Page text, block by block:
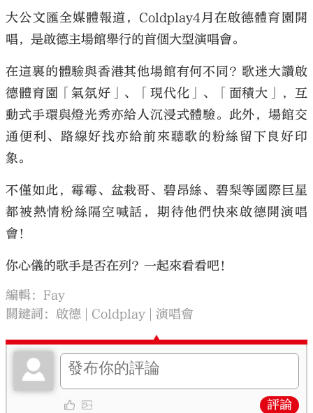
大公文匯全媒體報道，Coldplay4月在啟德體育園開
唱，是啟德主場館舉行的首個大型演唱會。
在這裏的體驗與香港其他場館有何不同？歌迷大讚啟
德體育園「氣氛好」、「現代化」、「面積大」，互
動式手環與燈光秀亦給人沉浸式體驗。此外，場館交
通便利、路線好找亦給前來聽歌的粉絲留下良好印
象。
不僅如此，霉霉、盆栽哥、碧昂絲、碧梨等國際巨星
都被熱情粉絲隔空喊話，期待他們快來啟德開演唱
會！
你心儀的歌手是否在列？一起來看看吧！
編輯：Fay
關鍵詞：啟德 Coldplay 演唱會
評論